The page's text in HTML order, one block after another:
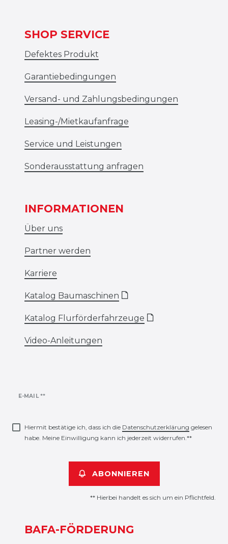
SHOP SERVICE
Defektes Produkt
Garantiebedingungen
Versand- und Zahlungsbedingungen
Leasing-/Mietkaufanfrage
Service und Leistungen
Sonderausstattung anfragen
INFORMATIONEN
Über uns
Partner werden
Karriere
Katalog Baumaschinen 🗋
Katalog Flurförderfahrzeuge 🗋
Video-Anleitungen
E-MAIL **
Newsletter
Hiermit bestätige ich, dass ich die Daten­schutz­erklärung gelesen
habe. Meine Einwilligung kann ich jederzeit widerrufen.**
ABONNIEREN
** Hierbei handelt es sich um ein Pflichtfeld.
BAFA-FÖRDERUNG